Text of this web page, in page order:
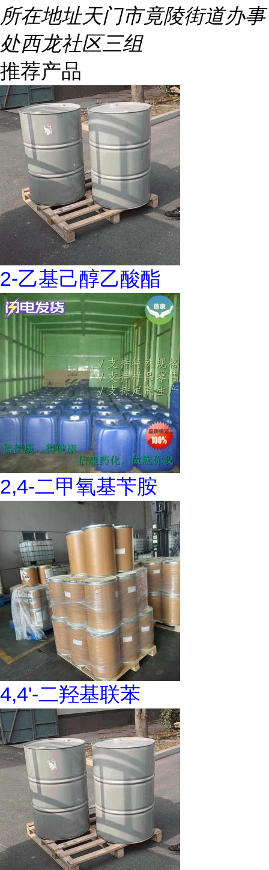
所在地址天门市竟陵街道办事
处西龙社区三组
推荐产品
2-乙基己醇乙酸酯
2,4-二甲氧基苄胺
4,4'-二羟基联苯